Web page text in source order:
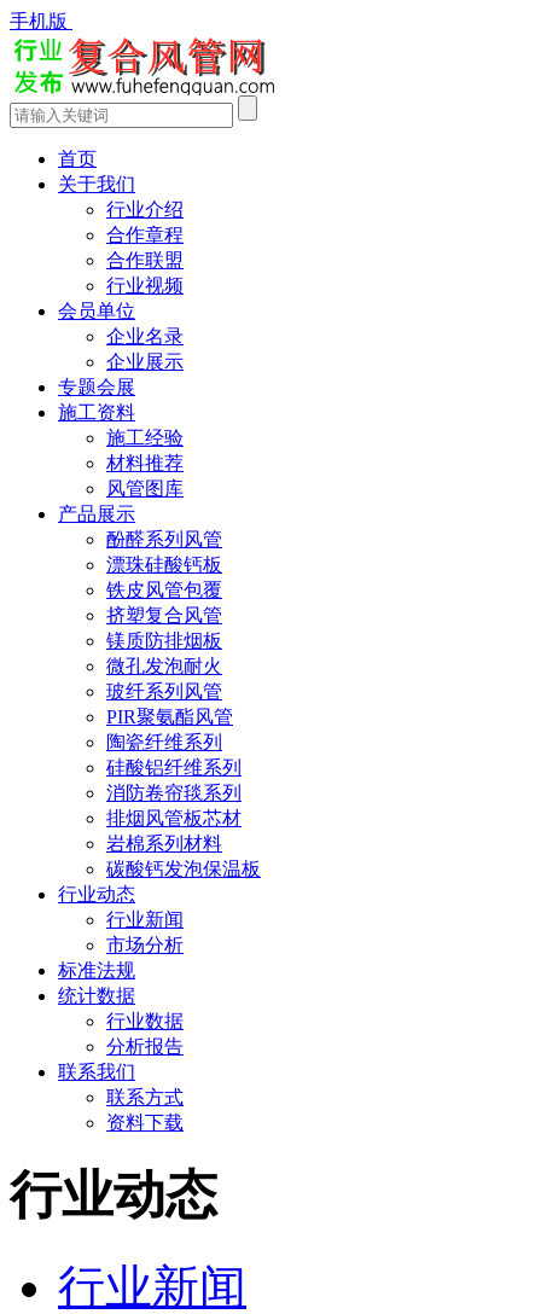
手机版
首页
关于我们
行业介绍
合作章程
合作联盟
行业视频
会员单位
企业名录
企业展示
专题会展
施工资料
施工经验
材料推荐
风管图库
产品展示
酚醛系列风管
漂珠硅酸钙板
铁皮风管包覆
挤塑复合风管
镁质防排烟板
微孔发泡耐火
玻纤系列风管
PIR聚氨酯风管
陶瓷纤维系列
硅酸铝纤维系列
消防卷帘毯系列
排烟风管板芯材
岩棉系列材料
碳酸钙发泡保温板
行业动态
行业新闻
市场分析
标准法规
统计数据
行业数据
分析报告
联系我们
联系方式
资料下载
行业动态
行业新闻